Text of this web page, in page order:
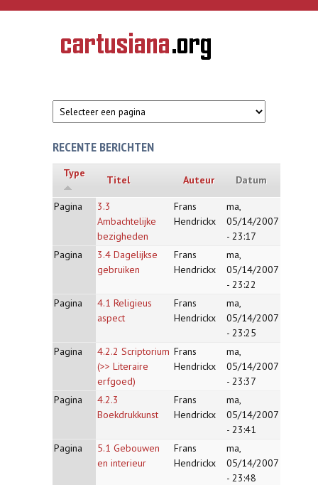
Overslaan en naar de inhoud gaan
CARTUSIANA
Geschiedenis
van de
RECENTE BERICHTEN
Type
Titel Auteur Datum
Pagina
3.3
Ambachtelijke
bezigheden
Frans
Hendrickx
ma,
05/14/2007
- 23:17
Pagina
3.4 Dagelijkse
gebruiken
Frans
Hendrickx
ma,
05/14/2007
- 23:22
Pagina
4.1 Religieus
aspect
Frans
Hendrickx
ma,
05/14/2007
- 23:25
Pagina
4.2.2 Scriptorium
(>> Literaire
erfgoed)
Frans
Hendrickx
ma,
05/14/2007
- 23:37
Pagina
4.2.3
Boekdrukkunst
Frans
Hendrickx
ma,
05/14/2007
- 23:41
Pagina
5.1 Gebouwen
en interieur
Frans
Hendrickx
ma,
05/14/2007
- 23:48